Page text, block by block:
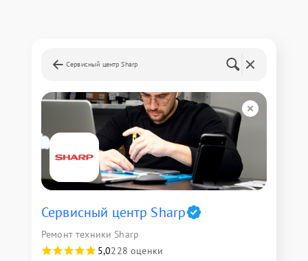
Сервисный центр Sharp
Сервисный центр Sharp
Ремонт техники Sharp
5,0228 оценки